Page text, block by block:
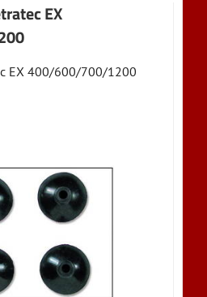
EX
EX 400/600/700/1200